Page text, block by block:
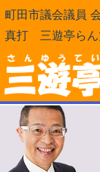
町田市議会議員
真打 三遊亭らん